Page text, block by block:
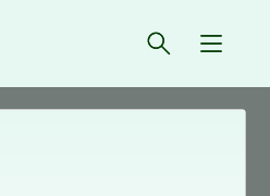
Åpne søk
{
for nye